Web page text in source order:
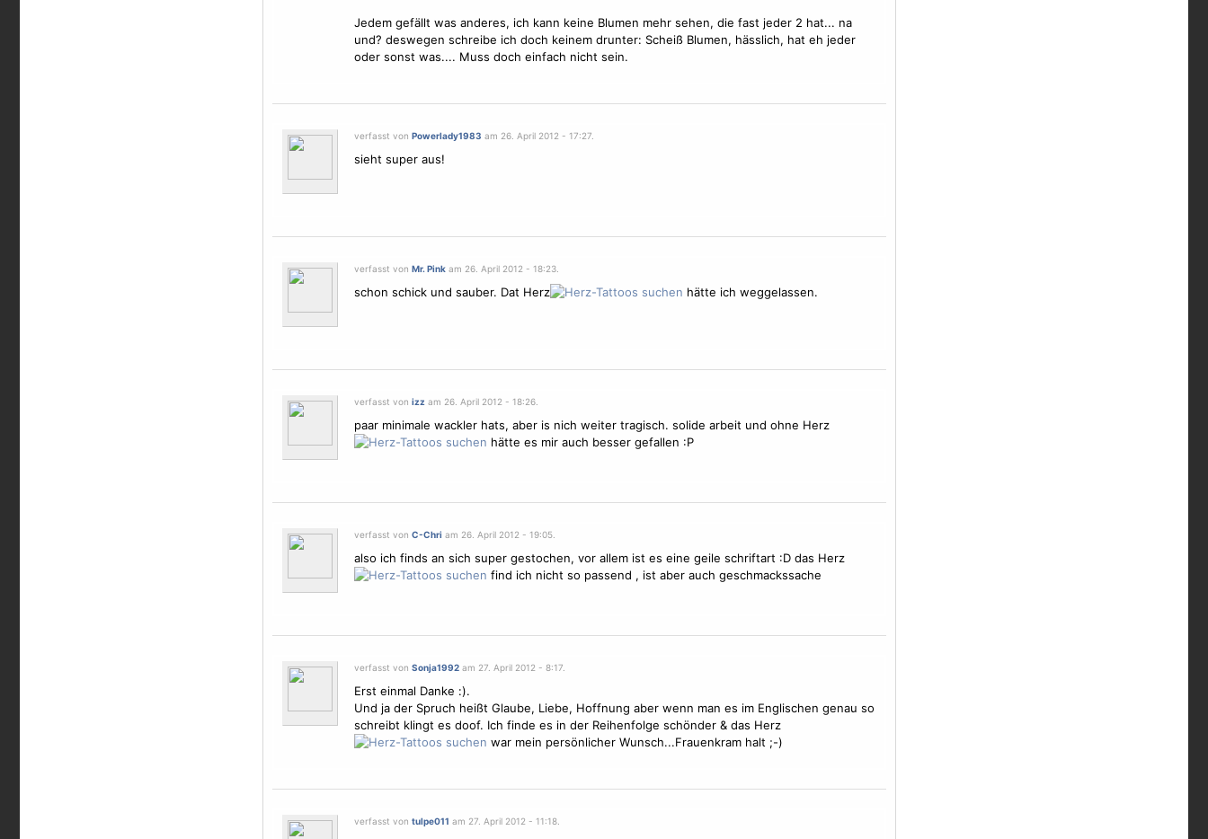
Jedem gefällt was anderes, ich kann keine Blumen mehr sehen, die fast jeder 2 hat... na
und? deswegen schreibe ich doch keinem drunter: Scheiß Blumen, hässlich, hat eh jeder
oder sonst was.... Muss doch einfach nicht sein.
verfasst von Powerlady1983 am 26. April 2012 - 17:27.
sieht super aus!
verfasst von Mr. Pinkam 26. April 2012 - 18:23.
schon schick und sauber. Dat Herz hätte ich weggelassen.
verfasst von izz am 26. April 2012 - 18:26.
paar minimale wackler hats, aber is nich weiter tragisch. solide arbeit und ohne Herz
hätte es mir auch besser gefallen :P
verfasst von C-Chri am 26. April 2012 - 19:05.
also ich finds an sich super gestochen, vor allem ist es eine geile schriftart :D das Herz
find ich nicht so passend , ist aber auch geschmackssache
verfasst von Sonja1992am 27. April 2012 - 8:17.
Erst einmal Danke :).
Und ja der Spruch heißt Glaube, Liebe, Hoffnung aber wenn man es im Englischen genau so
schreibt klingt es doof. Ich finde es in der Reihenfolge schönder & das Herz
war mein persönlicher Wunsch...Frauenkram halt ;-)
verfasst von tulpe011 am 27. April 2012 - 11:18.